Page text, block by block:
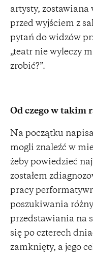
artysty, zostawiana
przed wyjściem z
pytań do widzów
„teatr nie wyleczy
zrobić?”.
Od czego w takim
Na początku
mogli znaleźć w
żeby powiedzieć
zostałem
pracy
poszukiwania
przedstawiania na
się po czterech
zamknięty, a jego